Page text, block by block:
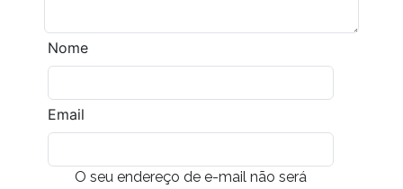
Nome
Email
O seu endereço de e-mail não será